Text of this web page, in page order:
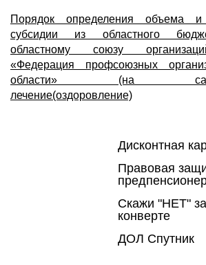
Порядок определения объема и
субсидии из областного
областному союзу
«Федерация профсоюзных
области» (на
лечение(оздоровление)
Дисконтная
Правовая
Скажи "НЕТ"
конверте
ДОЛ Спутник